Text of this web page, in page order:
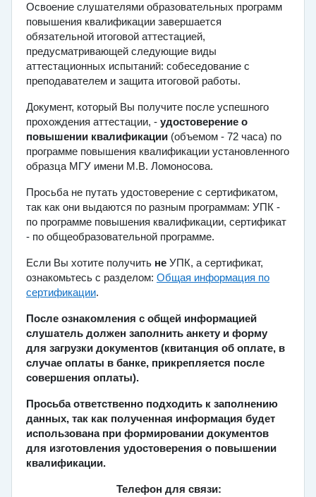
Освоение слушателями образовательных программ
повышения квалификации завершается
обязательной итоговой аттестацией,
предусматривающей следующие виды
аттестационных испытаний: собеседование с
преподавателем и защита итоговой работы.
Документ, который Вы получите после успешного
прохождения аттестации, - удостоверение о
повышении квалификации (объемом - 72 часа) по
программе повышения квалификации установленного
образца МГУ имени М.В. Ломоносова.
Просьба не путать удостоверение с сертификатом,
так как они выдаются по разным программам: УПК -
по программе повышения квалификации, сертификат
- по общеобразовательной программе.
Если Вы хотите получить не УПК, а сертификат,
ознакомьтесь с разделом: Общая информация по
сертификации.
После ознакомления с общей информацией
слушатель должен заполнить анкету и форму
для загрузки документов (квитанция об оплате, в
случае оплаты в банке, прикрепляется после
совершения оплаты).
Просьба ответственно подходить к заполнению
данных, так как полученная информация будет
использована при формировании документов
для изготовления удостоверения о повышении
квалификации.
Телефон для связи: